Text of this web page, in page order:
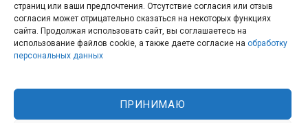
страниц или ваши предпочтения. Отсутствие согласия или отзыв
согласия может отрицательно сказаться на некоторых функциях
сайта. Продолжая использовать сайт, вы соглашаетесь на
использование файлов cookie, а также даете согласие на обработку
персональных данных
ПРИНИМАЮ
Гостинично-развлекательный комплекс «Парк» - 2026 - Все
права защищены.
Политика конфиденциальности персональных данных